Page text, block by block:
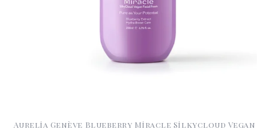
Aurelia Genève Blueberry Miracle Silkycloud Vegan